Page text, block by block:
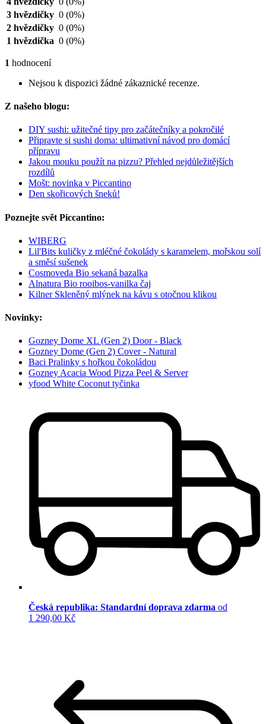
3 hvězdičky 0 (0%)
2 hvězdičky 0 (0%)
1 hvězdička 0 (0%)
1 hodnocení
Nejsou k dispozici žádné zákaznické recenze.
Z našeho blogu:
DIY sushi: užitečné tipy pro začátečníky a pokročilé
Připravte si sushi doma: ultimativní návod pro domácí
přípravu
Jakou mouku použít na pizzu? Přehled nejdůležitějších
rozdílů
Mošt: novinka v Piccantino
Den skořicových šneků!
Poznejte svět Piccantino:
WIBERG
Lil'Bits kuličky z mléčné čokolády s karamelem, mořskou solí
a směsí sušenek
Cosmoveda Bio sekaná bazalka
Alnatura Bio rooibos-vanilka čaj
Kilner Skleněný mlýnek na kávu s otočnou klikou
Novinky:
Gozney Dome XL (Gen 2) Door - Black
Gozney Dome (Gen 2) Cover - Natural
Baci Pralinky s hořkou čokoládou
Gozney Acacia Wood Pizza Peel & Server
yfood White Coconut tyčinka
Česká republika: Standardní doprava zdarma od
1 290,00 Kč